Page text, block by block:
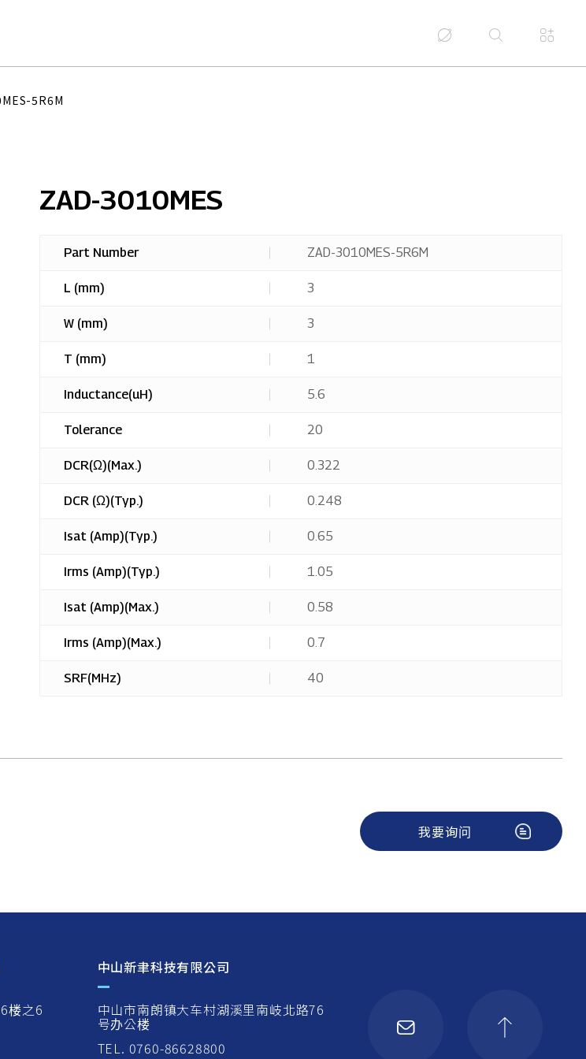
5R6M
ZAD-3010MES
Part Number ZAD-3010MES-5R6M
L (mm) 3
W (mm) 3
T (mm) 1
Inductance(uH) 5.6
Tolerance 20
DCR(Ω)(Max.) 0.322
DCR (Ω)(Typ.) 0.248
Isat (Amp)(Typ.) 0.65
Irms (Amp)(Typ.) 1.05
Isat (Amp)(Max.) 0.58
Irms (Amp)(Max.) 0.7
SRF(MHz) 40
我要询问
3010MES
成功添加到询问清单！
浏览询问表单
楼之6
中山新聿科技有限公司
中山市南朗镇大车村湖溪里南岐北路76
号办公楼
TEL. 0760-86628800